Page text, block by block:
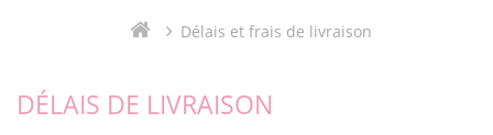
Délais et frais de livraison
DÉLAIS DE LIVRAISON